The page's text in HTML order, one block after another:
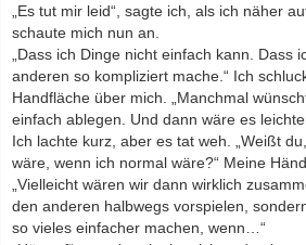
„Es tut mir leid“, sagte ich, als ich näher
schaute mich nun an.
„Dass ich Dinge nicht einfach kann. Dass
anderen so kompliziert mache.“ Ich
Handfläche über mich. „Manchmal
einfach ablegen. Und dann wäre es
Ich lachte kurz, aber es tat weh. „Weißt
wäre, wenn ich normal wäre?“ Meine
„Vielleicht wären wir dann wirklich
den anderen halbwegs vorspielen,
so vieles einfacher machen, wenn…“